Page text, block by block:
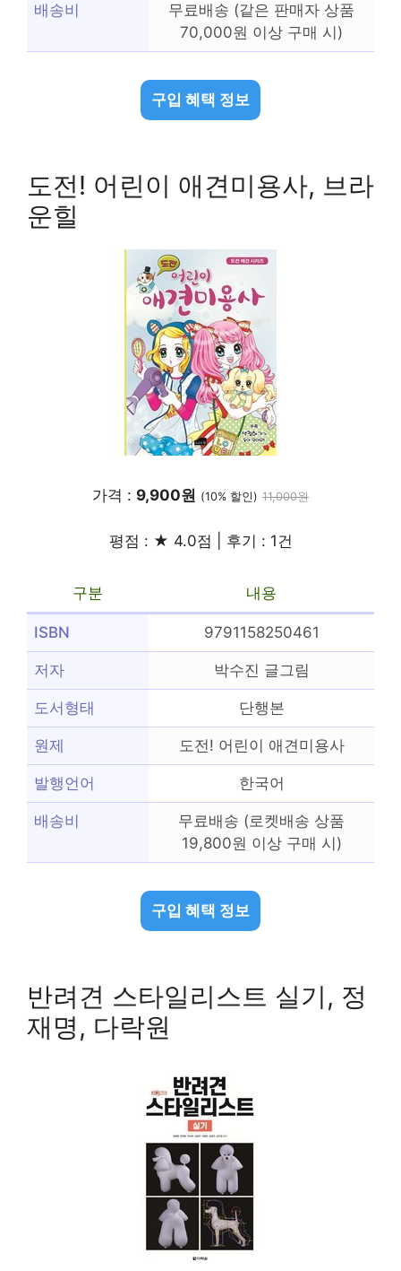
배송비
무료배송 (같은 판매자 상품
70,000원 이상 구매 시)
구입 혜택 정보
도전! 어린이 애견미용사, 브라
운힐
가격 : 9,900원 (10% 할인) 11,000원
평점 : ★ 4.0점 | 후기 : 1건
구분 내용
ISBN 9791158250461
저자 박수진 글그림
도서형태 단행본
원제 도전! 어린이 애견미용사
발행언어 한국어
배송비
무료배송 (로켓배송 상품
19,800원 이상 구매 시)
구입 혜택 정보
반려견 스타일리스트 실기, 정
재명, 다락원